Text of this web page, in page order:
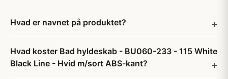
Hvad er navnet på produktet?
Hvad koster Bad hyldeskab - BU060-233 - 115 White
Black Line - Hvid m/sort ABS-kant?